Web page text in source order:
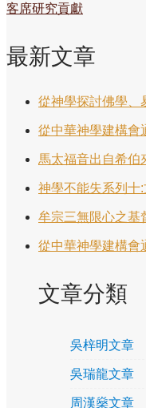
客席研究貢獻
最新文章
從神學探討佛學、
從中華神學建構會
馬太福音出自希伯
神學不能失系列十
牟宗三無限心之基
從中華神學建構會
文章分類
吳梓明文章
吳瑞龍文章
周漢燊文章